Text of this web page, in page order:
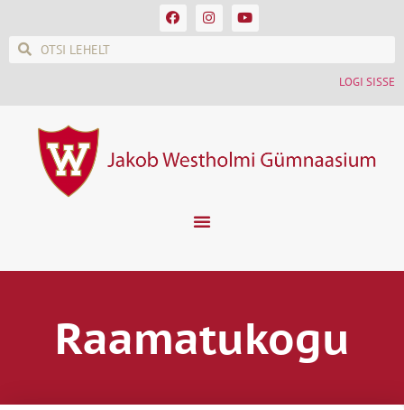
LOGI SISSE
Raamatukogu